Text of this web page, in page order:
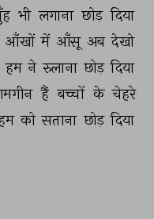
भी लगाना छोड़ दिया
आँखों में आँसू अब देखो
हम ने रुलाना छोड़ दिया
हैं बच्चों के चेहरे
को सताना छोड़ दिया